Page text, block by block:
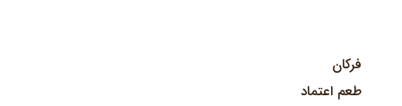
فرکان
طعم اعتماد